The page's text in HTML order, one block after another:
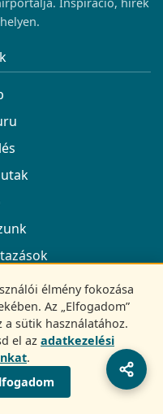
élmény fokozása
Az „Elfogadom”
sütik használatához.
el az adatkezelési
.